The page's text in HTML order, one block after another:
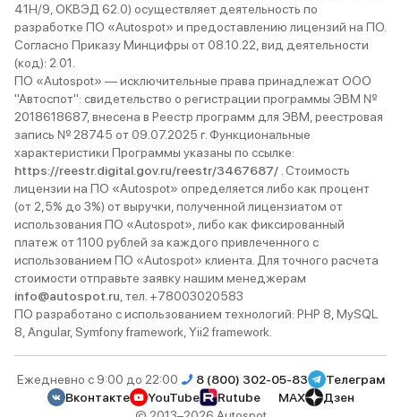
вытягивает на пределах
возможностей нет. Коробка меня
устраивает. Если кому не хватает
передач, то мне всего хватает.
Выхлопную не слышно. Лексус
обгоняет и перестраивается
непринуждённо. Тормозит без
перегрузок. Управляется Лексус
легко. Считаю, что лучше машин
не бывает.
физиологическая
отдыхе, я бы тут и жил.
уровень комфорта
долго. Я, конечно, на
расстояния пока не
можете мне поверить:
утомляет от слова
более новенький,
побитый дорогами и
атмосферными
общем, это машина-
удовольствие,
и Lexus-комфорт.
41Н/9, ОКВЭД 62.0) осуществляет деятельность по
разработке ПО «Autospot» и предоставлению лицензий на ПО.
Согласно Приказу Минцифры от 08.10.22, вид деятельности
(код): 2.01.
ПО «Autospot» — исключительные права принадлежат ООО
"Автоспот": свидетельство о регистрации программы ЭВМ №
2018618687, внесена в Реестр программ для ЭВМ, реестровая
запись № 28745 от 09.07.2025 г. Функциональные
характеристики Программы указаны по ссылке:
https://reestr.digital.gov.ru/reestr/3467687/ . Стоимость
лицензии на ПО «Autospot» определяется либо как процент
(от 2,5% до 3%) от выручки, полученной лицензиатом от
использования ПО «Autospot», либо как фиксированный
платеж от 1100 рублей за каждого привлеченного с
использованием ПО «Autospot» клиента. Для точного расчета
стоимости отправьте заявку нашим менеджерам
info@autospot.ru, тел. +78003020583
ПО разработано с использованием технологий: PHP 8, MySQL
8, Angular, Symfony framework, Yii2 framework.
Ежедневно с 9:00 до 22:00 8 (800) 302-05-83
Телеграм
Вконтакте
YouTube Rutube MAX
Дзен